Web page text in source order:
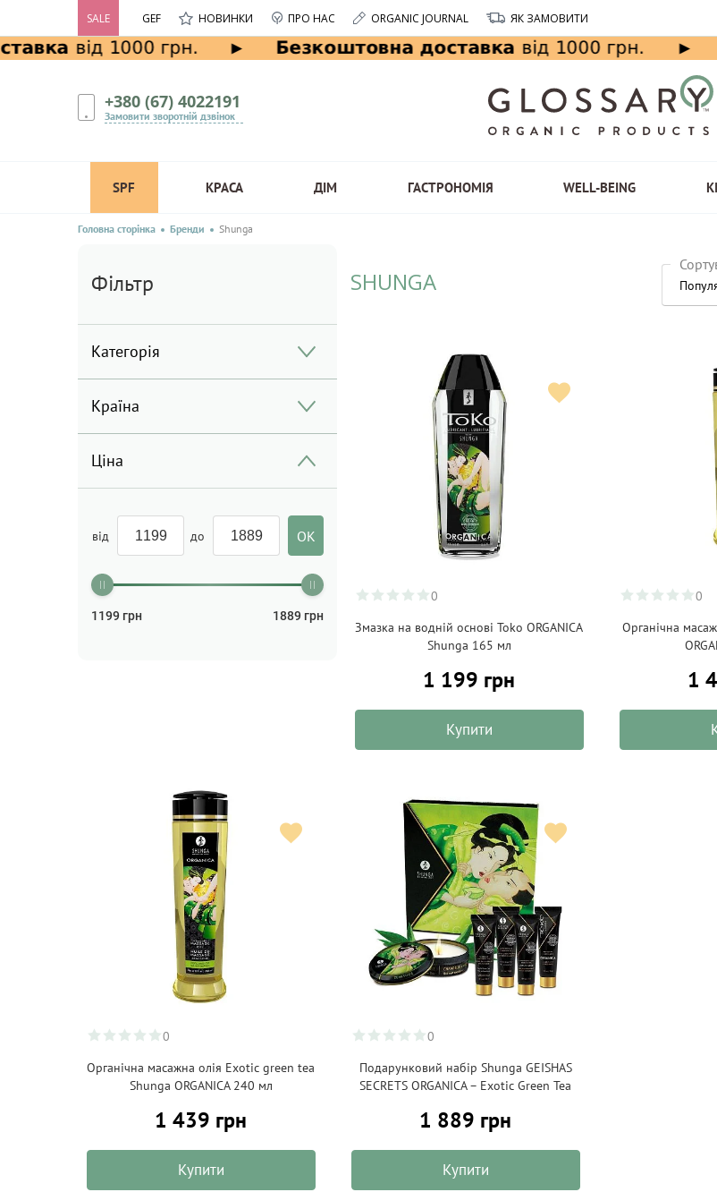
SALE GEF НОВИНКИ ПРО НАС ORGANIC JOURNAL ЯК ЗАМОВИТИ
+380 (67) 4022191
Замовити зворотній дзвінок
SPF КРАСА ДІМ ГАСТРОНОМІЯ WELL-BEING
Головна сторінка Бренди Shunga
Фільтр
Категорія
Країна
Ціна
від до
1199 грн 1889 грн
SHUNGA
0
Змазка на водній основі Toko ORGANICA
Shunga 165 мл
1 199 грн
Купити
0
Органічна
1
0
Органічна масажна олія Exotic green tea
Shunga ORGANICA 240 мл
1 439 грн
Купити
0
Подарунковий набір Shunga GEISHAS
SECRETS ORGANICA – Exotic Green Tea
1 889 грн
Купити